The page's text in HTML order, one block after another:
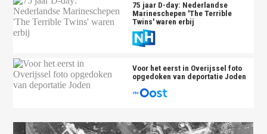
75 jaar D-day: Nederlandse
Marineschepen 'The Terrible
Twins' waren erbij
Voor het eerst in Overijssel foto
opgedoken van deportatie Joden